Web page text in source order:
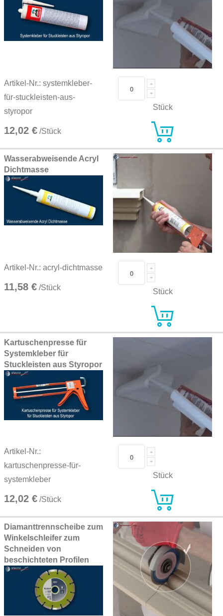
Artikel-Nr.: systemkleber-
für-stuckleisten-aus-
styropor
12,02 € /Stück
Stück
Wasserabweisende Acryl
Dichtmasse
Artikel-Nr.: acryl-dichtmasse
11,58 € /Stück Stück
Kartuschenpresse für
Systemkleber für
Stuckleisten aus Styropor
Artikel-Nr.:
kartuschenpresse-für-
systemkleber
12,02 € /Stück
Stück
Diamanttrennscheibe zum
Winkelschleifer zum
Schneiden von
beschichteten Profilen